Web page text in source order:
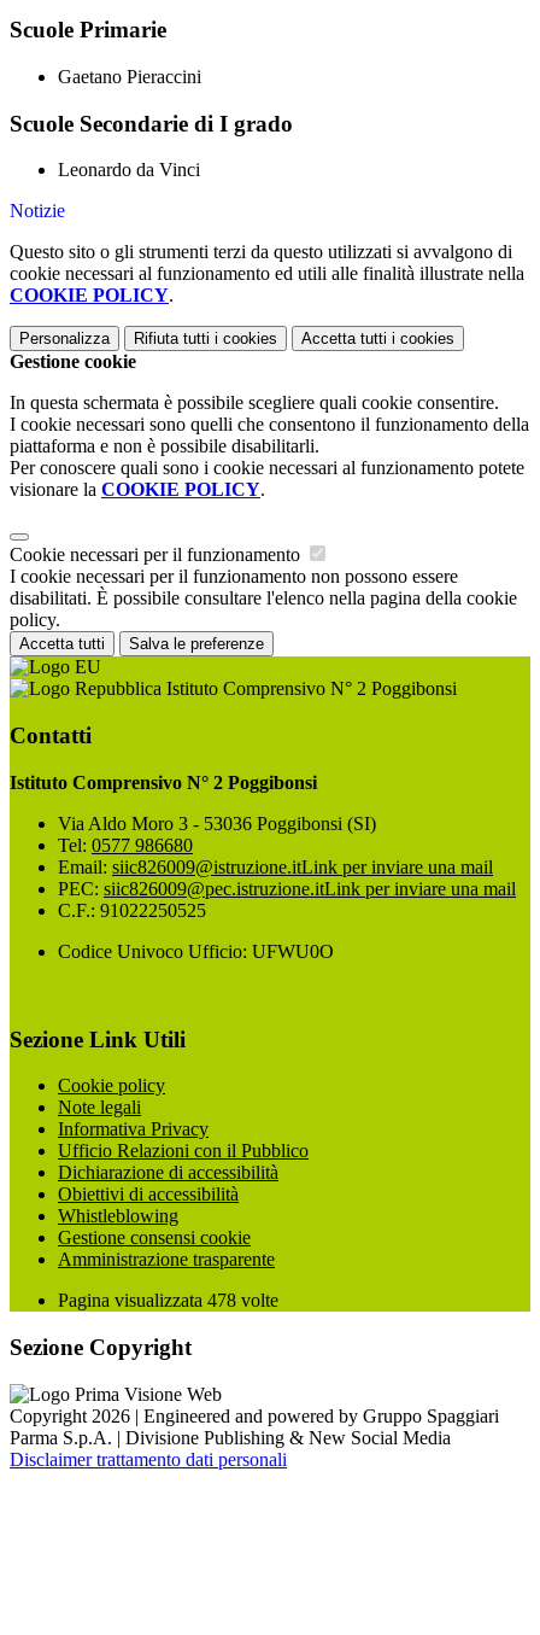
Scuole Primarie
Gaetano Pieraccini
Scuole Secondarie di I grado
Leonardo da Vinci
Notizie
Questo sito o gli strumenti terzi da questo utilizzati si avvalgono di
cookie necessari al funzionamento ed utili alle finalità illustrate nella
COOKIE POLICY.
Personalizza Rifiuta tutti i cookies Accetta tutti i cookies
Gestione cookie
In questa schermata è possibile scegliere quali cookie consentire.
I cookie necessari sono quelli che consentono il funzionamento della
piattaforma e non è possibile disabilitarli.
Per conoscere quali sono i cookie necessari al funzionamento potete
visionare la COOKIE POLICY.
Cookie necessari per il funzionamento
I cookie necessari per il funzionamento non possono essere
disabilitati. È possibile consultare l'elenco nella pagina della cookie
policy.
Accetta tutti Salva le preferenze
Istituto Comprensivo N° 2 Poggibonsi
Contatti
Istituto Comprensivo N° 2 Poggibonsi
Via Aldo Moro 3 - 53036 Poggibonsi (SI)
Tel: 0577 986680
Email: siic826009@istruzione.itLink per inviare una mail
PEC: siic826009@pec.istruzione.itLink per inviare una mail
C.F.: 91022250525
Codice Univoco Ufficio: UFWU0O
Sezione Link Utili
Cookie policy
Note legali
Informativa Privacy
Ufficio Relazioni con il Pubblico
Dichiarazione di accessibilità
Obiettivi di accessibilità
Whistleblowing
Gestione consensi cookie
Amministrazione trasparente
Pagina visualizzata 478 volte
Sezione Copyright
Copyright 2026 | Engineered and powered by Gruppo Spaggiari
Parma S.p.A. | Divisione Publishing & New Social Media
Disclaimer trattamento dati personali